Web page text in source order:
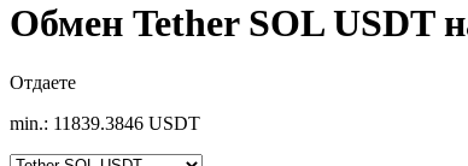
Обмен Tether SOL USDT
Отдаете
min.: 11839.3846 USDT